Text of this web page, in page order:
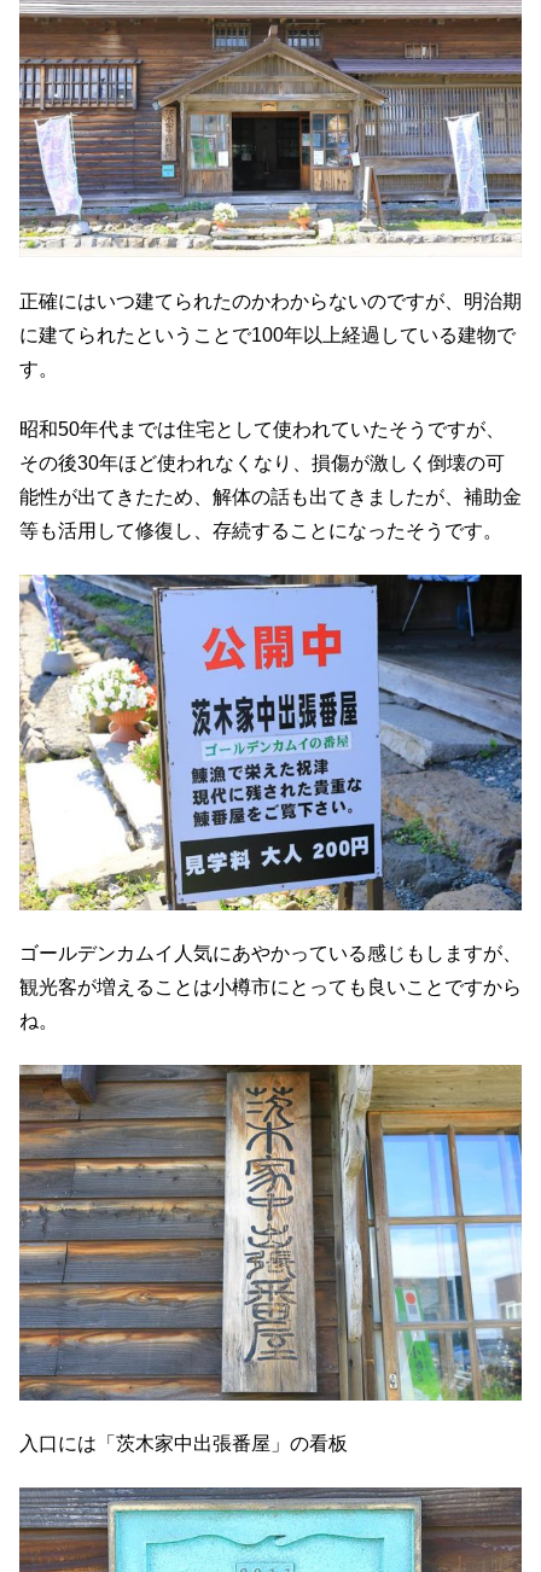
正確にはいつ建てられたのかわからないのですが、明治期
に建てられたということで100年以上経過している建物で
す。
昭和50年代までは住宅として使われていたそうですが、
その後30年ほど使われなくなり、損傷が激しく倒壊の可
能性が出てきたため、解体の話も出てきましたが、補助金
等も活用して修復し、存続することになったそうです。
ゴールデンカムイ人気にあやかっている感じもしますが、
観光客が増えることは小樽市にとっても良いことですから
ね。
入口には「茨木家中出張番屋」の看板